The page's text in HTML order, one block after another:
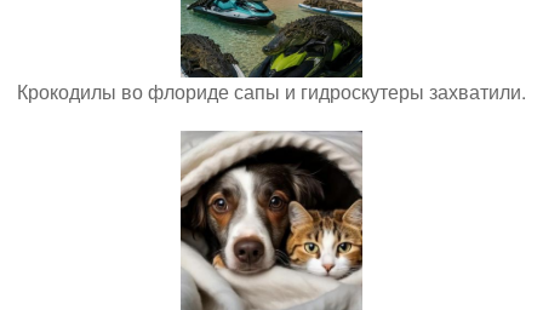
Крокодилы во флориде сапы и гидроскутеры захватили.